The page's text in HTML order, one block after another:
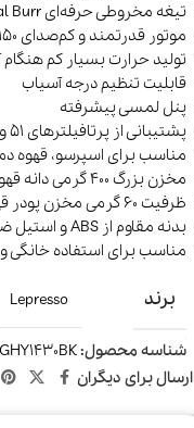
تیغه مخروطی حرفه‌ای Conical Burr
موتور قدرتمند و کم‌صدای 150 وات DC
تولید حرارت بسیار کم
قابلیت تنظیم درجه آسیاب
پنل لمسی پیشرفته
پشتیبانی از پرتافیلترهای 51 و 58 میلی‌متری
مناسب برای اسپرسو، قهوه
مخزن بزرگ 400 گرمی دانه قهوه
ظرفیت 60 گرمی مخزن پودر قهوه
بدنه مقاوم از ABS و استیل ضدزنگ 304
مناسب برای استفاده خانگی
برند Lepresso
شناسه محصول:
ارسال برای دیگران